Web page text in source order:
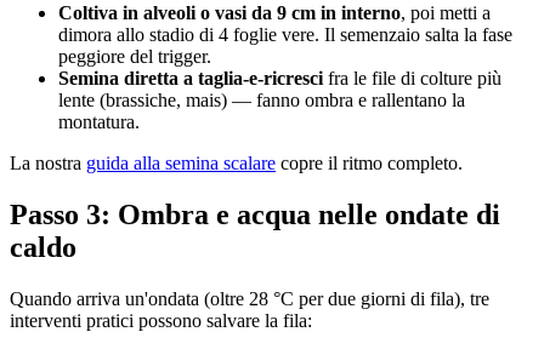
Coltiva in alveoli o vasi da 9 cm in interno, poi metti a
dimora allo stadio di 4 foglie vere. Il semenzaio salta la fase
peggiore del trigger.
Semina diretta a taglia-e-ricresci fra le file di colture più
lente (brassiche, mais) — fanno ombra e rallentano la
montatura.
La nostra guida alla semina scalare copre il ritmo completo.
Passo 3: Ombra e acqua nelle ondate di
caldo
Quando arriva un'ondata (oltre 28 °C per due giorni di fila), tre
interventi pratici possono salvare la fila: